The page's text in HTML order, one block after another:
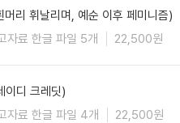
리 휘날리며, 예순 이후 페미니즘)
자료 한글 파일 5개 22,500원
이디 크레딧)
자료 한글 파일 4개 22,500원